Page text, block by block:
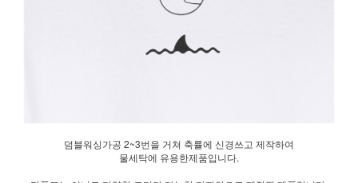
덤블워싱가공 2~3번을 거쳐 축률에 신경쓰고 제작하여
물세탁에 유용한제품입니다.